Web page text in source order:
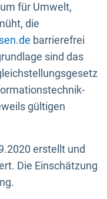
für Umwelt,
die
barrierefrei
sind das
gültigen
erstellt und
Die Einschätzung